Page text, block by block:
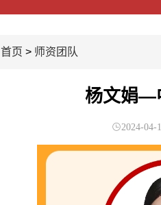
首页 > 师资团队
杨文娟—
2024-04-